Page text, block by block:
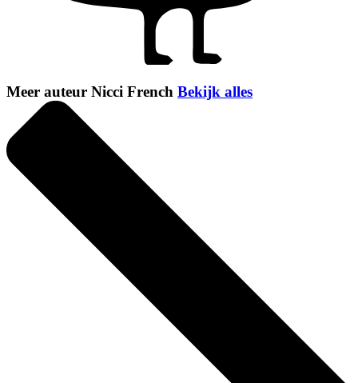
Meer auteur Nicci French Bekijk alles